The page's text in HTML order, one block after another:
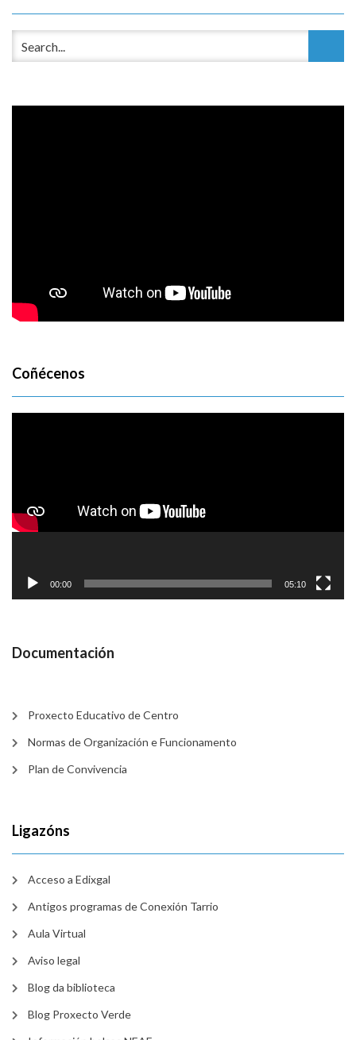
Coñécenos
00:00 05:10
Documentación
Proxecto Educativo de Centro
Normas de Organización e Funcionamento
Plan de Convivencia
Ligazóns
Acceso a Edixgal
Antigos programas de Conexión Tarrio
Aula Virtual
Aviso legal
Blog da biblioteca
Blog Proxecto Verde